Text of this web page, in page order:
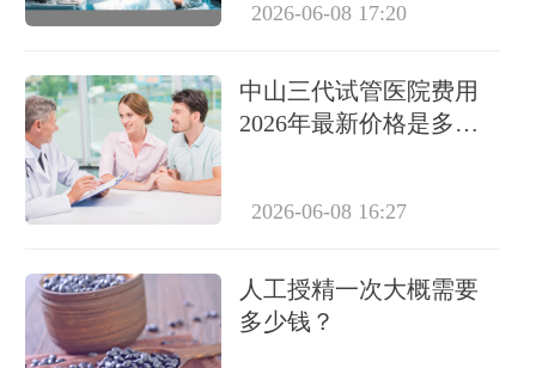
2026-06-08 17:20
中山三代试管医院费用
2026年最新价格是多
2026-06-08 16:27
人工授精一次大概需要
多少钱？